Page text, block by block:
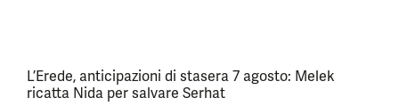
L’Erede, anticipazioni di stasera 7 agosto: Melek
ricatta Nida per salvare Serhat